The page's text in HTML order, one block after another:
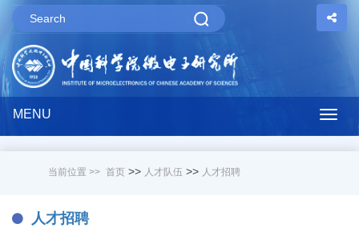
MENU
当前位置 >> 首页 >> 人才队伍 >> 人才招聘
人才招聘